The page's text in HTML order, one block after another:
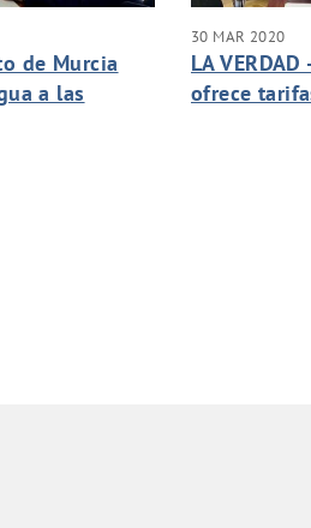
de Murcia
a las
30 MAR 2020
LA
ofrece